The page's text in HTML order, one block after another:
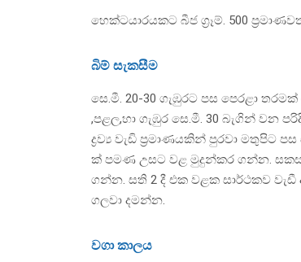
හෙක්ටයාරයකට බීජ ග්‍රෑම්. 500
බිම් සැකසීම
සෙ.මී. 20-30 ගැඹුරට පස පෙරළා
,පළල,හා ගැඹුර සෙ.මී. 30 බැගින් වන
ද්‍රව්‍ය වැඩි ප්‍රමාණයකින් පුරවා මතුපිට
ක් පමණ උසට වළ මුදුන්කර ගන්න.
ගන්න. සති 2 දී එක වළක සාර්ථකව
ගලවා දමන්න.
වගා කාලය